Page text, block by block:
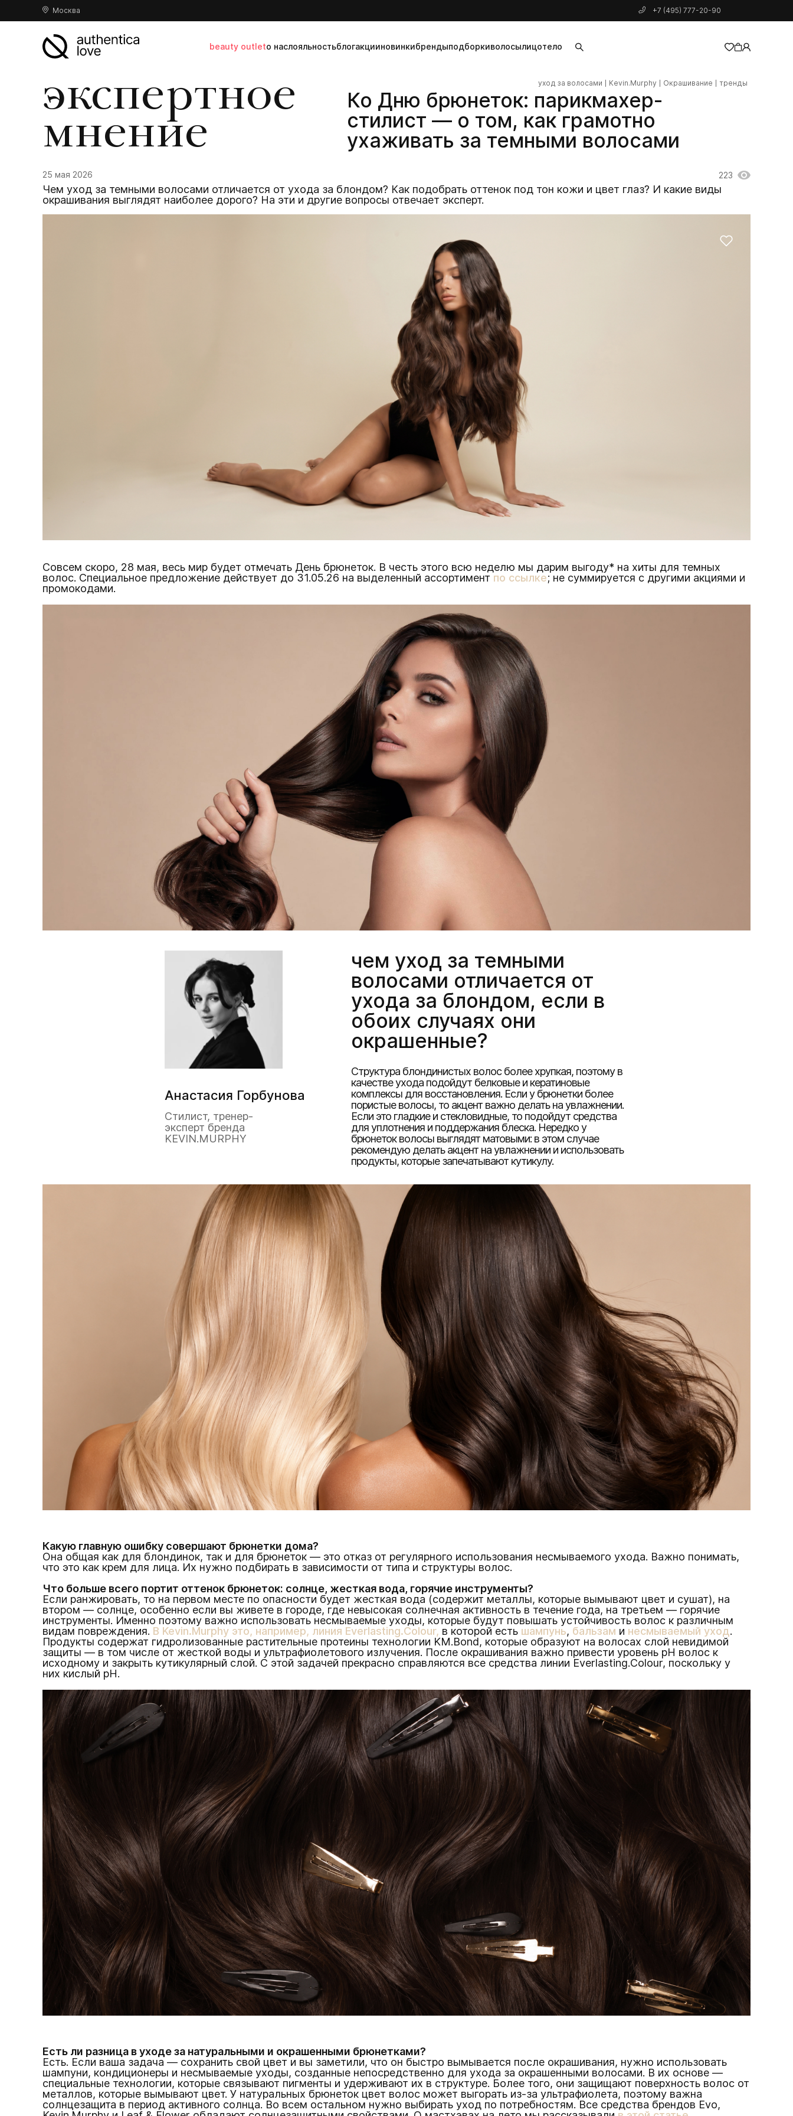
Москва +7 (495) 777-20-90
beauty outletо наслояльностьблогакцииновинкибрендыподборкиволосылицотело
добавлен в корзину
экспертное
мнение
Ко Дню брюнеток: парикмахер-
стилист — о том, как грамотно
ухаживать за темными волосами
уход за волосами Kevin.Murphy Окрашивание тренды
25 мая 2026 223
Чем уход за темными волосами отличается от ухода за блондом? Как подобрать оттенок под тон кожи и цвет глаз? И какие виды
окрашивания выглядят наиболее дорого? На эти и другие вопросы отвечает эксперт.
Совсем скоро, 28 мая, весь мир будет отмечать День брюнеток. В честь этого всю неделю мы дарим выгоду* на хиты для темных
волос. Специальное предложение действует до 31.05.26 на выделенный ассортимент по ссылке; не суммируется с другими акциями и
промокодами.
Анастасия Горбунова
Стилист, тренер-
эксперт бренда
KEVIN.MURPHY
чем уход за темными
волосами отличается от
ухода за блондом, если в
обоих случаях они
окрашенные?
Структура блондинистых волос более хрупкая, поэтому в
качестве ухода подойдут белковые и кератиновые
комплексы для восстановления. Если у брюнетки более
пористые волосы, то акцент важно делать на увлажнении.
Если это гладкие и стекловидные, то подойдут средства
для уплотнения и поддержания блеска. Нередко у
брюнеток волосы выглядят матовыми: в этом случае
рекомендую делать акцент на увлажнении и использовать
продукты, которые запечатывают кутикулу.
Какую главную ошибку совершают брюнетки дома?
Она общая как для блондинок, так и для брюнеток — это отказ от регулярного использования несмываемого ухода. Важно понимать,
что это как крем для лица. Их нужно подбирать в зависимости от типа и структуры волос.
Что больше всего портит оттенок брюнеток: солнце, жесткая вода, горячие инструменты?
Если ранжировать, то на первом месте по опасности будет жесткая вода (содержит металлы, которые вымывают цвет и сушат), на
втором — солнце, особенно если вы живете в городе, где невысокая солнечная активность в течение года, на третьем — горячие
инструменты. Именно поэтому важно использовать несмываемые уходы, которые будут повышать устойчивость волос к различным
видам повреждения. В Kevin.Murphy это, например, линия Everlasting.Colour, в которой есть шампунь, бальзам и несмываемый уход.
Продукты содержат гидролизованные растительные протеины технологии KM.Bond, которые образуют на волосах слой невидимой
защиты — в том числе от жесткой воды и ультрафиолетового излучения. После окрашивания важно привести уровень pH волос к
исходному и закрыть кутикулярный слой. С этой задачей прекрасно справляются все средства линии Everlasting.Colour, поскольку у
них кислый pH.
Есть ли разница в уходе за натуральными и окрашенными брюнетками?
Есть. Если ваша задача — сохранить свой цвет и вы заметили, что он быстро вымывается после окрашивания, нужно использовать
шампуни, кондиционеры и несмываемые уходы, созданные непосредственно для ухода за окрашенными волосами. В их основе —
специальные технологии, которые связывают пигменты и удерживают их в структуре. Более того, они защищают поверхность волос от
металлов, которые вымывают цвет. У натуральных брюнеток цвет волос может выгорать из-за ультрафиолета, поэтому важна
солнцезащита в период активного солнца. Во всем остальном нужно выбирать уход по потребностям. Все средства брендов Evo,